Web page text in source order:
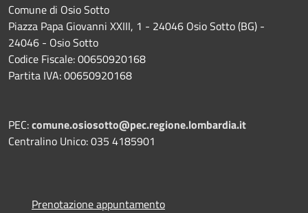
Comune di Osio Sotto
Piazza Papa Giovanni XXIII, 1 - 24046 Osio Sotto (BG) -
24046 - Osio Sotto
Codice Fiscale: 00650920168
Partita IVA: 00650920168
PEC:comune.osiosotto@pec.regione.lombardia.it
Centralino Unico: 035 4185901
Prenotazione appuntamento